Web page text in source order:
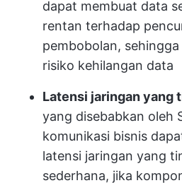
dapat membuat data
rentan terhadap
pembobolan,
risiko kehilangan data
Latensi jaringan yang
yang disebabkan oleh
komunikasi bisnis
latensi jaringan yang
sederhana, jika